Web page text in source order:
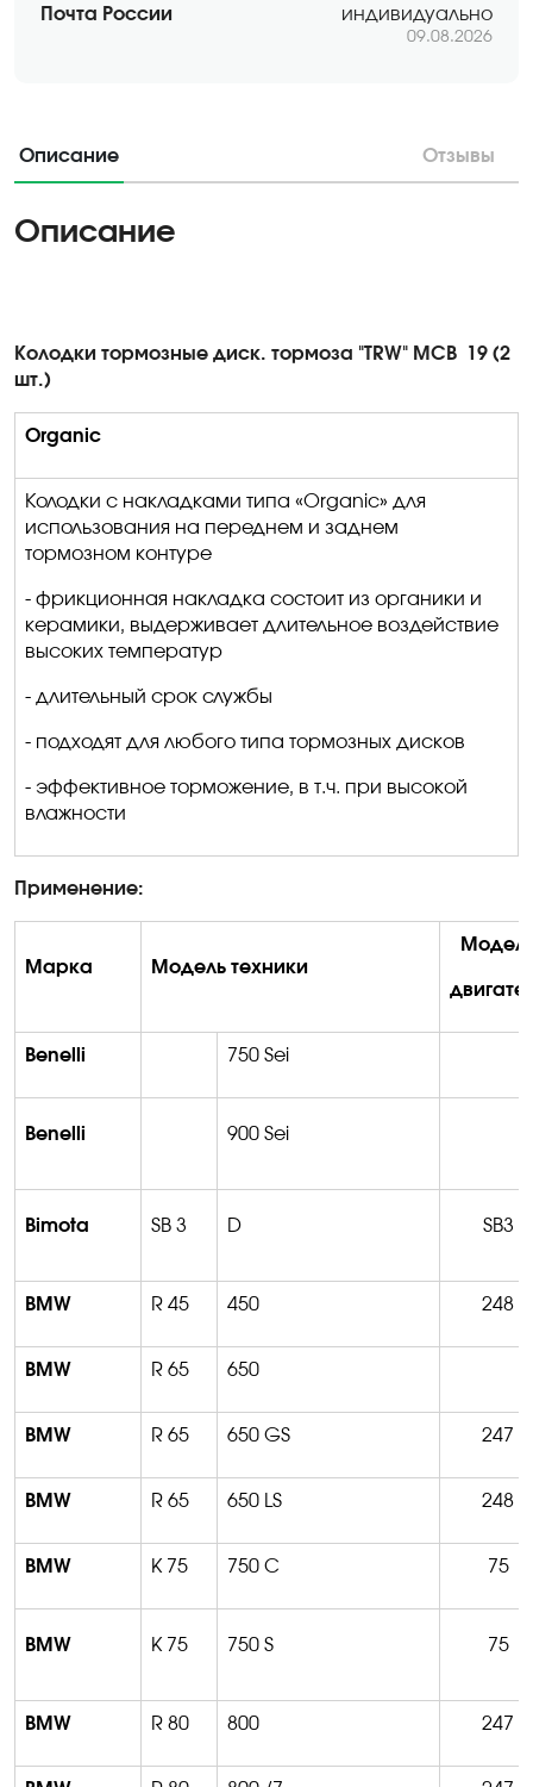
Почта России индивидуально
09.08.2026
Описание Отзывы
Описание
Колодки тормозные диск. тормоза "TRW" MCB
19 (2
шт.)
Organic
Колодки с накладками типа «Organic» для
использования на переднем и заднем
тормозном контуре
- фрикционная накладка состоит из органики и
керамики, выдерживает длительное воздействие
высоких температур
- длительный срок службы
- подходят для любого типа тормозных дисков
- эффективное торможение, в т.ч. при высокой
влажности
Применение:
Марка Модель техники
Benelli 750 Sei
Benelli 900 Sei
Bimota SB 3 D SB3
BMW R 45 450 248
BMW R 65 650
BMW R 65 650 GS 247
BMW R 65 650 LS 248
BMW K 75 750 C 75
BMW K 75 750 S 75
BMW R 80 800 247